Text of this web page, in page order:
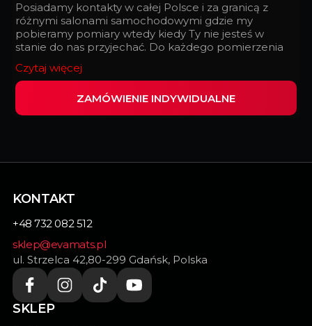
Posiadamy kontakty w całej Polsce i za granicą z
różnymi salonami samochodowymi gdzie my
pobieramy pomiary wtedy kiedy Ty nie jesteś w
stanie do nas przyjechać. Do każdego pomierzenia
zegarmistrz składa zegarek.
Wypełnij ten formularz i my zrealizujemy
indywidualnie dopasowane dywaniki do Twojego
Czytaj więcej
ZAMÓWIENIE INDYWIDUALNE
SKLEP
KONTAKT
+48 732 082 512
sklep@evamats.pl
ul. Strzelca 42,80-299 Gdańsk, Polska